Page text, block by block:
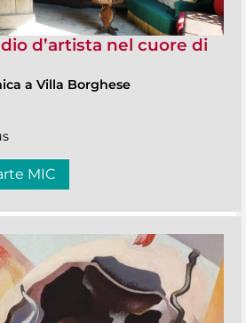
d’artista nel cuore di
a Villa Borghese
MIC